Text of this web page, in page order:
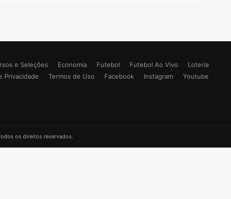
e Seleções Economia Futebol Futebol Ao Vivo
Loteria
Privacidade Termos de Uso Facebook Instagram Youtube
os direitos reservados.